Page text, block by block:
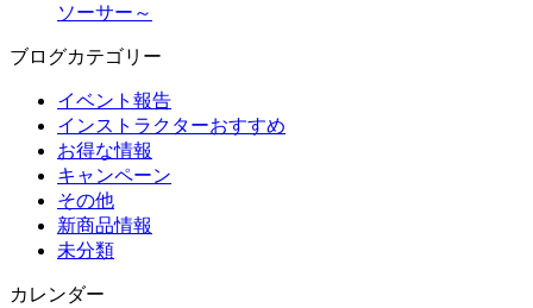
ソーサー～
ブログカテゴリー
イベント報告
インストラクターおすすめ
お得な情報
キャンペーン
その他
新商品情報
未分類
カレンダー